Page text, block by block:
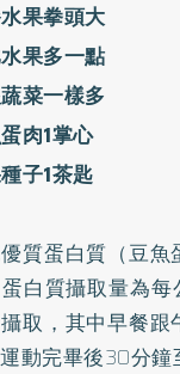
果拳頭大
果多一點
菜一樣多
肉1掌心
子1茶匙
質蛋白質（豆
白質攝取量為
取，其中早餐
動完畢後30分鐘